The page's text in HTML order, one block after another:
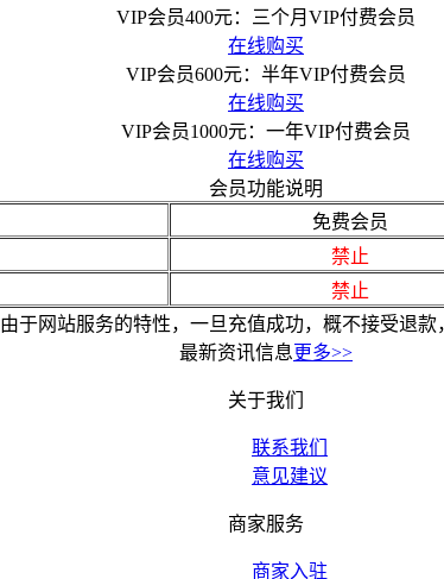
VIP会员400元：三个月VIP付费会员
在线购买
VIP会员600元：半年VIP付费会员
在线购买
VIP会员1000元：一年VIP付费会员
在线购买
会员功能说明
免费会员
禁止
禁止
由于网站服务的特性，一旦充值成功，概不接受退款
最新资讯信息更多>>
关于我们
联系我们
意见建议
商家服务
商家入驻